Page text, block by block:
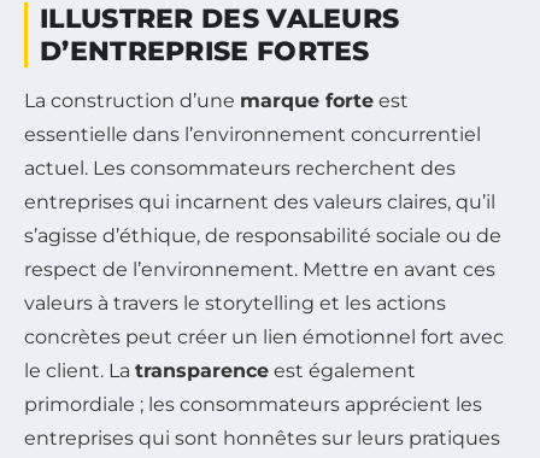
ILLUSTRER DES VALEURS
D’ENTREPRISE FORTES
La construction d’une marque forte est
essentielle dans l’environnement concurrentiel
actuel. Les consommateurs recherchent des
entreprises qui incarnent des valeurs claires, qu’il
s’agisse d’éthique, de responsabilité sociale ou de
respect de l’environnement. Mettre en avant ces
valeurs à travers le storytelling et les actions
concrètes peut créer un lien émotionnel fort avec
le client. La transparence est également
primordiale ; les consommateurs apprécient les
entreprises qui sont honnêtes sur leurs pratiques